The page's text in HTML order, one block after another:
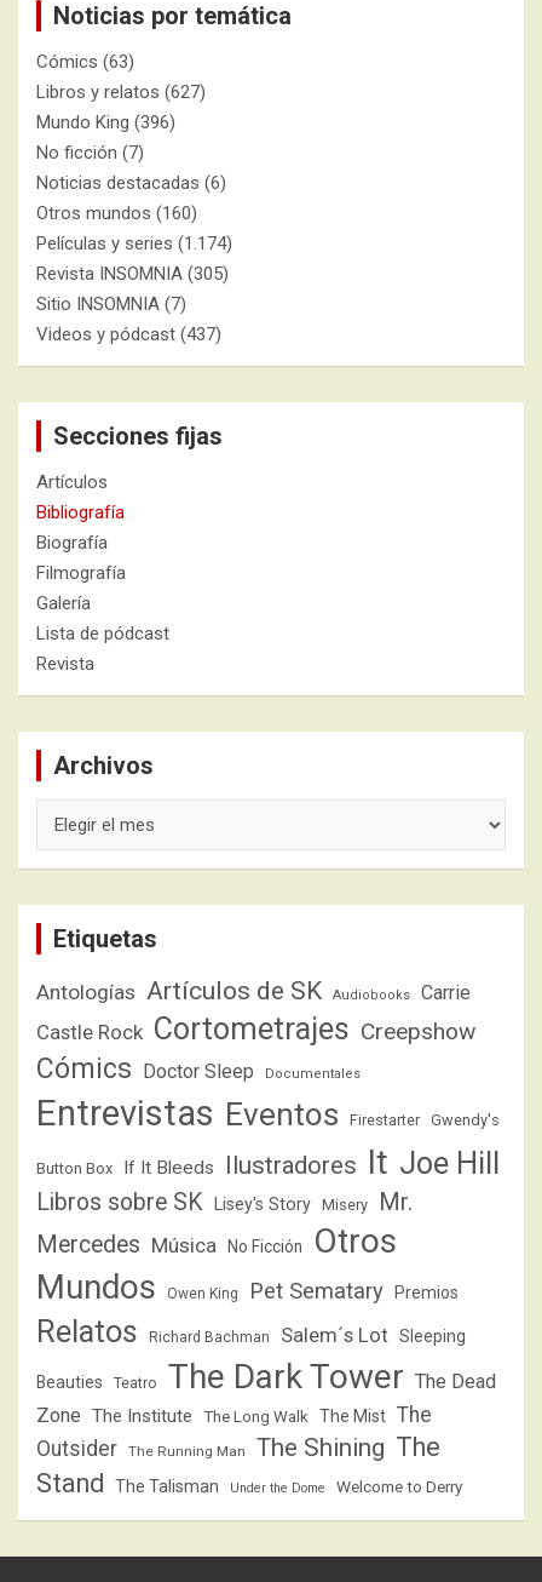
Noticias por temática
Cómics (63)
Libros y relatos (627)
Mundo King (396)
No ficción (7)
Noticias destacadas (6)
Otros mundos (160)
Películas y series (1.174)
Revista INSOMNIA (305)
Sitio INSOMNIA (7)
Videos y pódcast (437)
Secciones fijas
Artículos
Bibliografía
Biografía
Filmografía
Galería
Lista de pódcast
Revista
Archivos
Etiquetas
Antologías Artículos de SK Audiobooks Carrie
Castle Rock Cortometrajes Creepshow
Cómics Doctor Sleep Documentales
Entrevistas Eventos Firestarter Gwendy's
Button Box If It Bleeds Ilustradores It Joe Hill
Libros sobre SK Lisey's Story Misery
Mr.
Mercedes Música No Ficción
Otros
Mundos
Owen King Pet Sematary Premios
Relatos Richard Bachman Salem´s Lot Sleeping
Beauties Teatro The Dark Tower The Dead
Zone The Institute The Long Walk The Mist The
Outsider
The Running Man The Shining The
Stand
The Talisman Under the Dome Welcome to Derry